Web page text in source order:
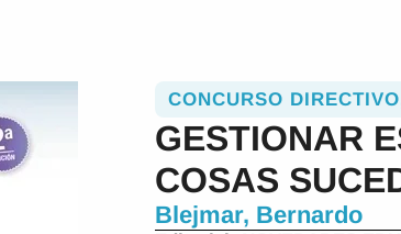
CONCURSO DIRECTIVO
GESTIONAR
COSAS
Blejmar, Bernardo